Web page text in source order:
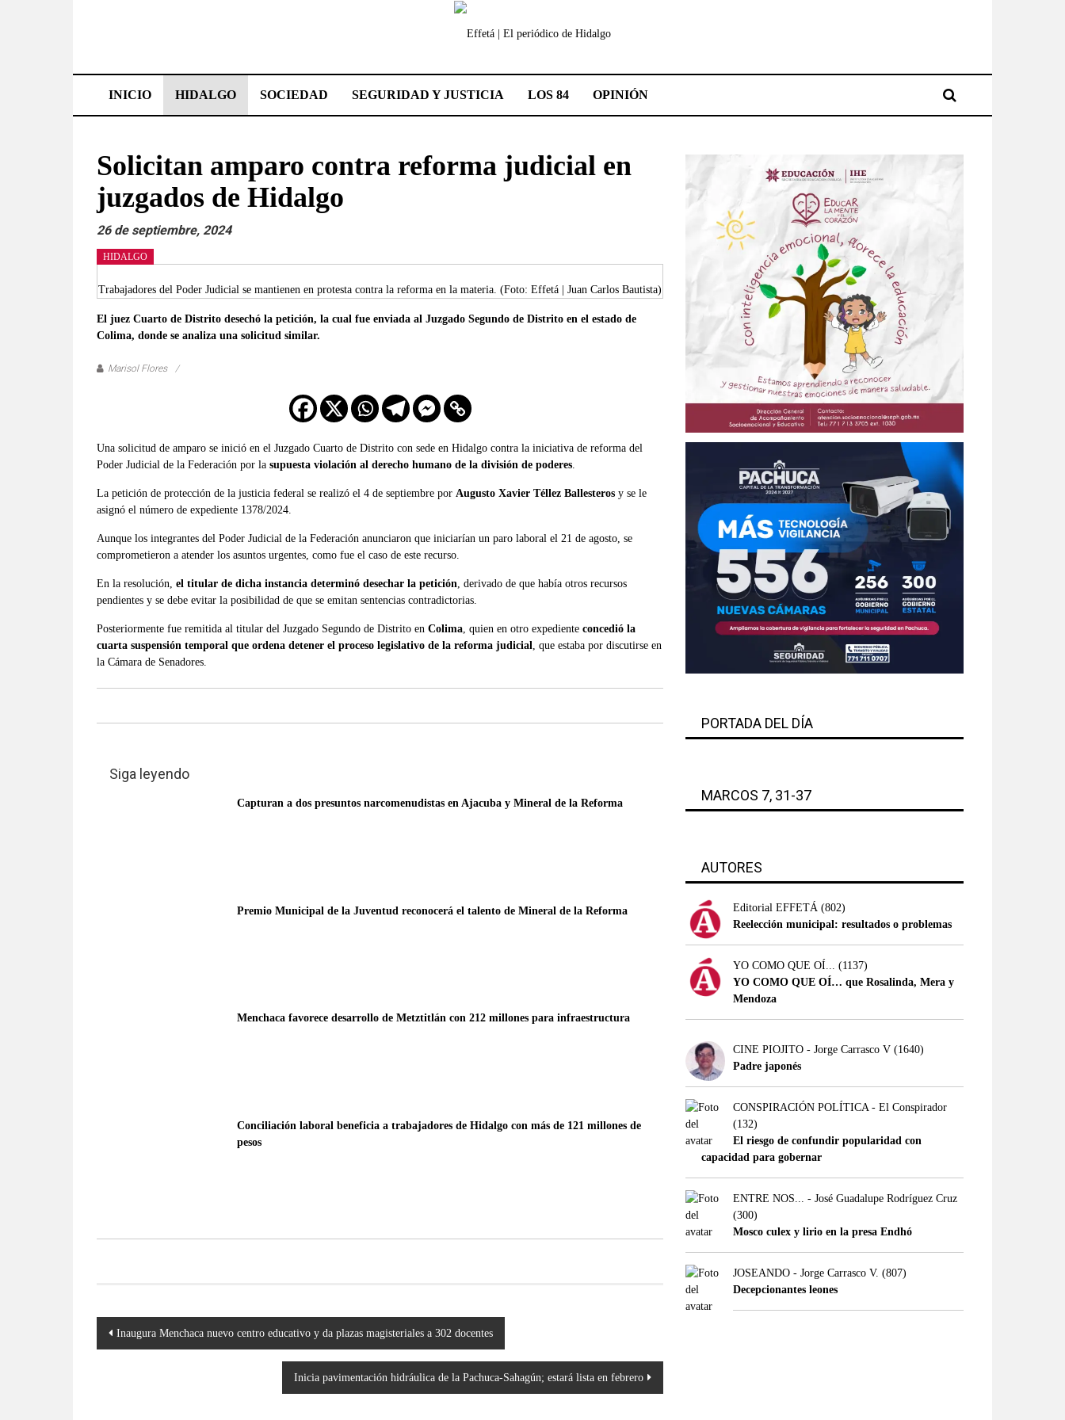
El
periódico
de
Hidalgo
noticias
más
importantes
del
estado,
como
análisis
serio
responsable
las
mismas.
INICIO HIDALGO SOCIEDAD SEGURIDAD Y JUSTICIA LOS 84 OPINIÓN
Solicitan amparo contra reforma judicial en
juzgados de Hidalgo
26 de septiembre, 2024
Trabajadores del Poder Judicial se mantienen en protesta contra la reforma en la materia. (Foto: Effetá | Juan Carlos Bautista)
HIDALGO
El juez Cuarto de Distrito desechó la petición, la cual fue enviada al Juzgado Segundo de Distrito en el estado de
Colima, donde se analiza una solicitud similar.
Marisol Flores
Una solicitud de amparo se inició en el Juzgado Cuarto de Distrito con sede en Hidalgo contra la iniciativa de reforma del
Poder Judicial de la Federación por la supuesta violación al derecho humano de la división de poderes.
La petición de protección de la justicia federal se realizó el 4 de septiembre por Augusto Xavier Téllez Ballesteros y se le
asignó el número de expediente 1378/2024.
Aunque los integrantes del Poder Judicial de la Federación anunciaron que iniciarían un paro laboral el 21 de agosto, se
comprometieron a atender los asuntos urgentes, como fue el caso de este recurso.
En la resolución, el titular de dicha instancia determinó desechar la petición, derivado de que había otros recursos
pendientes y se debe evitar la posibilidad de que se emitan sentencias contradictorias.
Posteriormente fue remitida al titular del Juzgado Segundo de Distrito en Colima, quien en otro expediente concedió la
cuarta suspensión temporal que ordena detener el proceso legislativo de la reforma judicial, que estaba por discutirse en
la Cámara de Senadores.
Siga leyendo
Capturan a dos presuntos narcomenudistas en Ajacuba y Mineral de la Reforma
Premio Municipal de la Juventud reconocerá el talento de Mineral de la Reforma
Menchaca favorece desarrollo de Metztitlán con 212 millones para infraestructura
Conciliación laboral beneficia a trabajadores de Hidalgo con más de 121 millones de
pesos
Navegación
de
Inaugura Menchaca nuevo centro educativo y da plazas magisteriales a 302 docentes
Inicia pavimentación hidráulica de la Pachuca-Sahagún; estará lista en febrero
PORTADA DEL DÍA
MARCOS 7, 31-37
AUTORES
Editorial EFFETÁ (802)
Reelección municipal: resultados o problemas
YO COMO QUE OÍ... (1137)
YO COMO QUE OÍ… que Rosalinda, Mera y
Mendoza
CINE PIOJITO - Jorge Carrasco V (1640)
Padre japonés
CONSPIRACIÓN POLÍTICA - El Conspirador
(132)
El riesgo de confundir popularidad con
capacidad para gobernar
ENTRE NOS... - José Guadalupe Rodríguez Cruz
(300)
Mosco culex y lirio en la presa Endhó
JOSEANDO - Jorge Carrasco V. (807)
Decepcionantes leones